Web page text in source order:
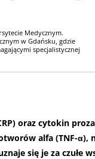
Medycznym.
w Gdańsku, gdzie
specjalistycznej
oraz cytokin
alfa (TNF-α),
się je za czułe